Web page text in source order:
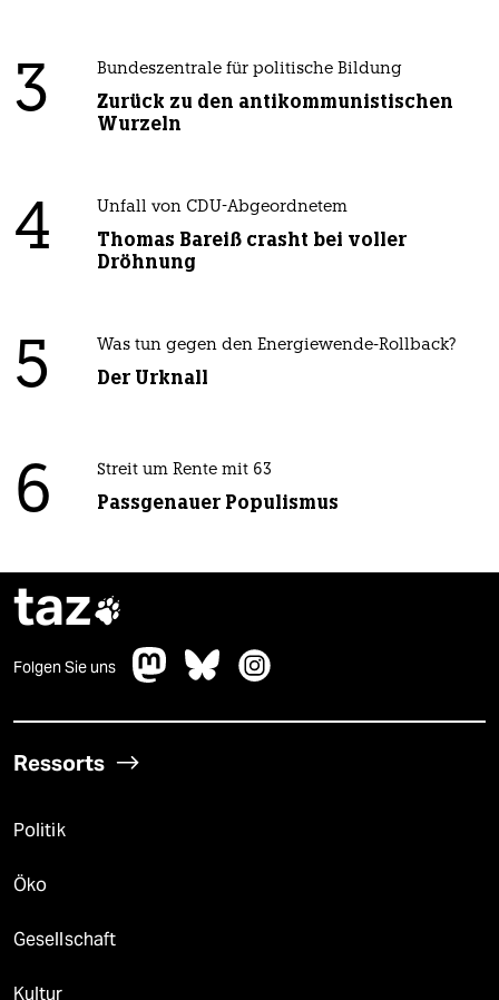
3 Bundeszentrale für politische Bildung
Zurück zu den antikommunistischen
Wurzeln
4 Unfall von CDU-Abgeordnetem
Thomas Bareiß crasht bei voller
Dröhnung
5 Was tun gegen den Energiewende-Rollback?
Der Urknall
6 Streit um Rente mit 63
Passgenauer Populismus
taz
Folgen Sie uns
Ressorts
Politik
Öko
Gesellschaft
Kultur